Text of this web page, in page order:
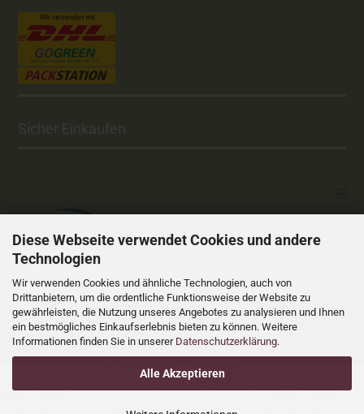
Diese Webseite verwendet Cookies und andere
Technologien
Wir verwenden Cookies und ähnliche Technologien, auch von
Drittanbietern, um die ordentliche Funktionsweise der Website zu
gewährleisten, die Nutzung unseres Angebotes zu analysieren und Ihnen
ein bestmögliches Einkaufserlebnis bieten zu können. Weitere
Informationen finden Sie in unserer Datenschutzerklärung.
Alle Akzeptieren
Alle Preise sind inkl. MwSt., zzgl.Versandkosten
Online Shopby Gambio.de © 2025 Gambio Templates bei
Cookie Einstellungen